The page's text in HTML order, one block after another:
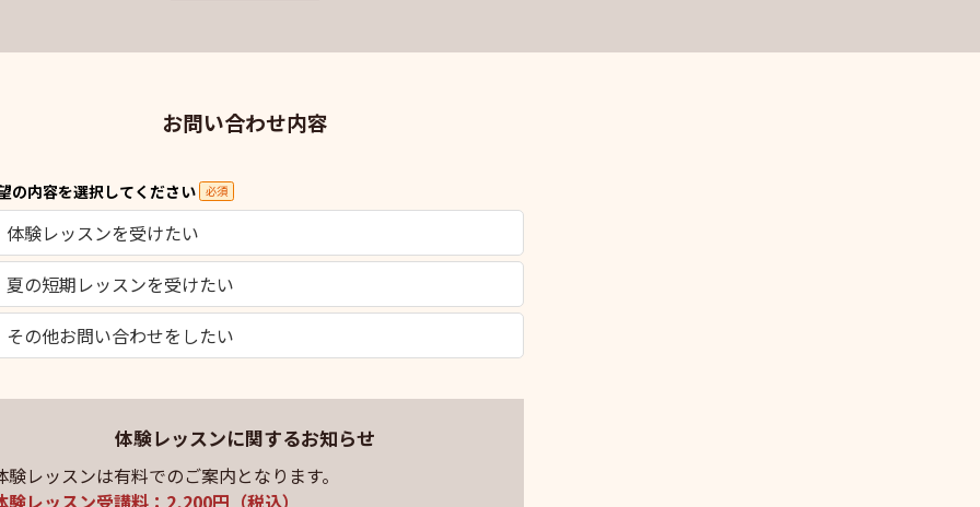
お問い合わせ内容
の内容を選択してください 必須
体験レッスンを受けたい
夏の短期レッスンを受けたい
その他お問い合わせをしたい
体験レッスンに関するお知らせ
験レッスンは有料でのご案内となります。
験レッスン受講料：2,200円（税込）